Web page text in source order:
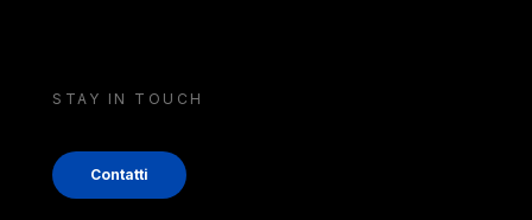
STAY IN TOUCH
Contatti